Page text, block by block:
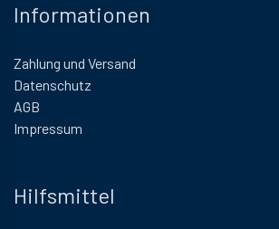
Informationen
Zahlung und Versand
Datenschutz
AGB
Impressum
Hilfsmittel